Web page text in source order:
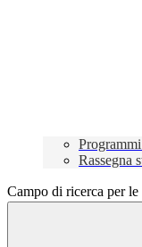
Rassegna
Campo di ricerca per